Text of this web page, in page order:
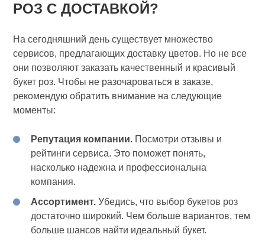
РОЗ С ДОСТАВКОЙ?
На сегодняшний день существует множество
сервисов, предлагающих доставку цветов. Но не все
они позволяют заказать качественный и красивый
букет роз. Чтобы не разочароваться в заказе,
рекомендую обратить внимание на следующие
моменты:
Репутация компании. Посмотри отзывы и
рейтинги сервиса. Это поможет понять,
насколько надежна и профессиональна
компания.
Ассортимент. Убедись, что выбор букетов роз
достаточно широкий. Чем больше вариантов, тем
больше шансов найти идеальный букет.